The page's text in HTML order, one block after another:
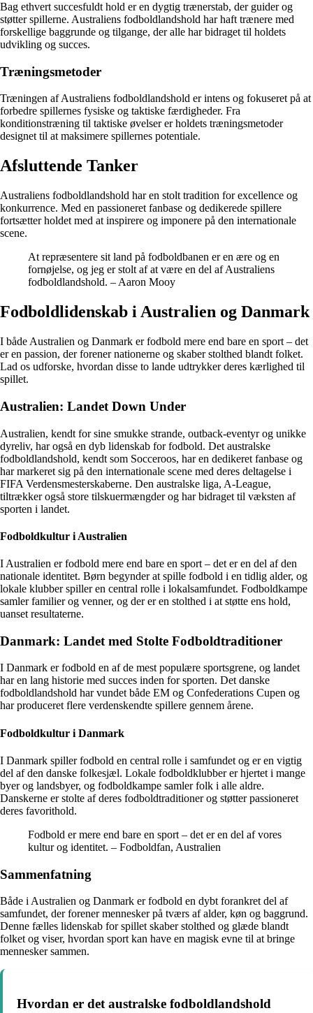
Bag ethvert succesfuldt hold er en dygtig trænerstab, der guider og
støtter spillerne. Australiens fodboldlandshold har haft trænere med
forskellige baggrunde og tilgange, der alle har bidraget til holdets
udvikling og succes.
Træningsmetoder
Træningen af Australiens fodboldlandshold er intens og fokuseret på at
forbedre spillernes fysiske og taktiske færdigheder. Fra
konditionstræning til taktiske øvelser er holdets træningsmetoder
designet til at maksimere spillernes potentiale.
Afsluttende Tanker
Australiens fodboldlandshold har en stolt tradition for excellence og
konkurrence. Med en passioneret fanbase og dedikerede spillere
fortsætter holdet med at inspirere og imponere på den internationale
scene.
At repræsentere sit land på fodboldbanen er en ære og en
fornøjelse, og jeg er stolt af at være en del af Australiens
fodboldlandshold. – Aaron Mooy
Fodboldlidenskab i Australien og Danmark
I både Australien og Danmark er fodbold mere end bare en sport – det
er en passion, der forener nationerne og skaber stolthed blandt folket.
Lad os udforske, hvordan disse to lande udtrykker deres kærlighed til
spillet.
Australien: Landet Down Under
Australien, kendt for sine smukke strande, outback-eventyr og unikke
dyreliv, har også en dyb lidenskab for fodbold. Det australske
fodboldlandshold, kendt som Socceroos, har en dedikeret fanbase og
har markeret sig på den internationale scene med deres deltagelse i
FIFA Verdensmesterskaberne. Den australske liga, A-League,
tiltrækker også store tilskuermængder og har bidraget til væksten af
sporten i landet.
Fodboldkultur i Australien
I Australien er fodbold mere end bare en sport – det er en del af den
nationale identitet. Børn begynder at spille fodbold i en tidlig alder, og
lokale klubber spiller en central rolle i lokalsamfundet. Fodboldkampe
samler familier og venner, og der er en stolthed i at støtte ens hold,
uanset resultaterne.
Danmark: Landet med Stolte Fodboldtraditioner
I Danmark er fodbold en af de mest populære sportsgrene, og landet
har en lang historie med succes inden for sporten. Det danske
fodboldlandshold har vundet både EM og Confederations Cupen og
har produceret flere verdenskendte spillere gennem årene.
Fodboldkultur i Danmark
I Danmark spiller fodbold en central rolle i samfundet og er en vigtig
del af den danske folkesjæl. Lokale fodboldklubber er hjertet i mange
byer og landsbyer, og fodboldkampe samler folk i alle aldre.
Danskerne er stolte af deres fodboldtraditioner og støtter passioneret
deres favorithold.
Fodbold er mere end bare en sport – det er en del af vores
kultur og identitet. – Fodboldfan, Australien
Sammenfatning
Både i Australien og Danmark er fodbold en dybt forankret del af
samfundet, der forener mennesker på tværs af alder, køn og baggrund.
Denne fælles lidenskab for spillet skaber stolthed og glæde blandt
folket og viser, hvordan sport kan have en magisk evne til at bringe
mennesker sammen.
Hvordan er det australske fodboldlandshold